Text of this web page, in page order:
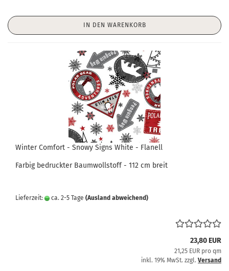
IN DEN WARENKORB
Winter Comfort - Snowy Signs White - Flanell
Farbig bedruckter Baumwollstoff - 112 cm breit
Lieferzeit: ca. 2-5 Tage (Ausland abweichend)
23,80 EUR
21,25 EUR pro qm
inkl. 19% MwSt. zzgl. Versand